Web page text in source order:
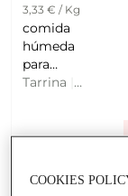
3,33 € / Kg
comida
húmeda
para
perros
KATAKAN
Tarrina
COOKIES